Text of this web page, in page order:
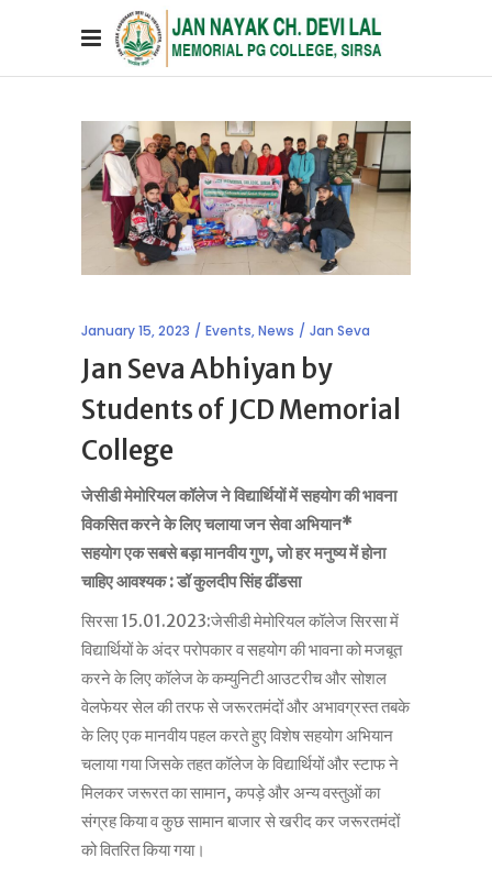
January 15, 2023 Events,News Jan Seva
Jan Seva Abhiyan by
Students of JCD Memorial
College
जेसीडी मेमोरियल कॉलेज ने विद्यार्थियों में सहयोग की भावना
विकसित करने के लिए चलाया जन सेवा अभियान*
सहयोग एक सबसे बड़ा मानवीय गुण, जो हर मनुष्य में होना
चाहिए आवश्यक : डॉ कुलदीप सिंह ढींडसा
सिरसा 15.01.2023:जेसीडी मेमोरियल कॉलेज सिरसा में
विद्यार्थियों के अंदर परोपकार व सहयोग की भावना को मजबूत
करने के लिए कॉलेज के कम्युनिटी आउटरीच और सोशल
वेलफेयर सेल की तरफ से जरूरतमंदों और अभावग्रस्त तबके
के लिए एक मानवीय पहल करते हुए विशेष सहयोग अभियान
चलाया गया जिसके तहत कॉलेज के विद्यार्थियों और स्टाफ ने
मिलकर जरूरत का सामान, कपड़े और अन्य वस्तुओं का
संग्रह किया व कुछ सामान बाजार से खरीद कर जरूरतमंदों
को वितरित किया गया।